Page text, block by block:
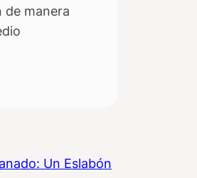
manera
Un Eslabón